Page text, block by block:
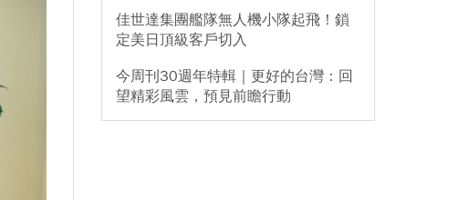
佳世達集團艦隊無人機小隊起飛！鎖
定美日頂級客戶切入
今周刊30週年特輯｜更好的台灣：回
望精彩風雲，預見前瞻行動